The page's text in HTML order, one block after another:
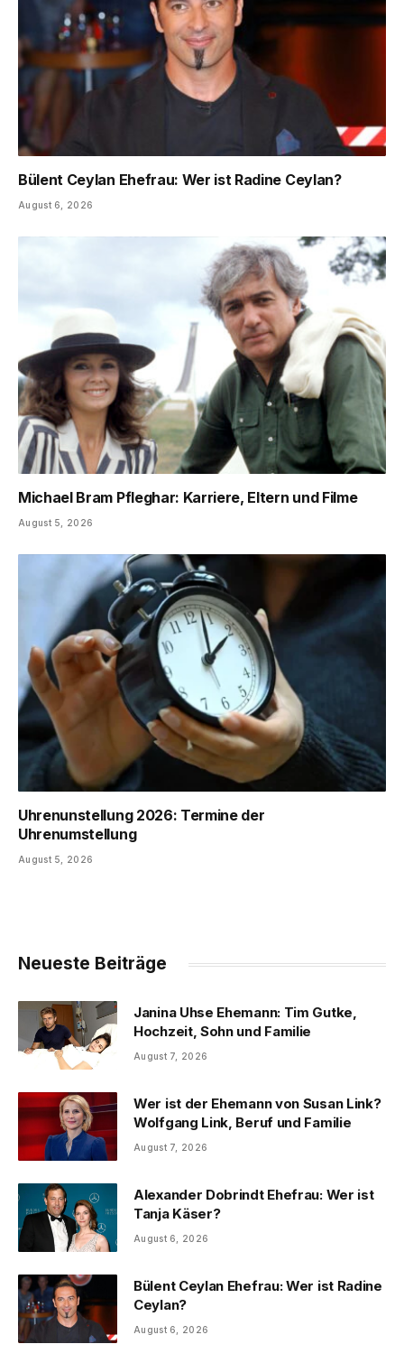
Bülent Ceylan Ehefrau: Wer ist Radine Ceylan?
August 6, 2026
Michael Bram Pfleghar: Karriere, Eltern und Filme
August 5, 2026
Uhrenunstellung 2026: Termine der
Uhrenumstellung
August 5, 2026
Neueste Beiträge
Janina Uhse Ehemann: Tim Gutke,
Hochzeit, Sohn und Familie
August 7, 2026
Wer ist der Ehemann von Susan Link?
Wolfgang Link, Beruf und Familie
August 7, 2026
Alexander Dobrindt Ehefrau: Wer ist
Tanja Käser?
August 6, 2026
Bülent Ceylan Ehefrau: Wer ist Radine
Ceylan?
August 6, 2026